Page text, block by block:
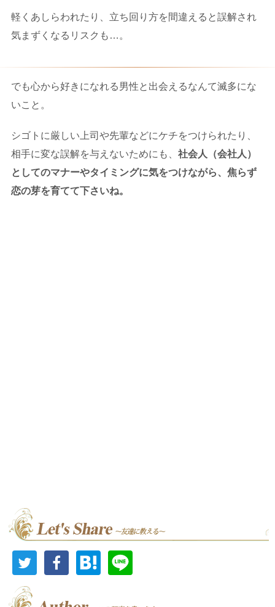
軽くあしらわれたり、立ち回り方を間違えると誤解され
気まずくなるリスクも…。
でも心から好きになれる男性と出会えるなんて滅多にな
いこと。
シゴトに厳しい上司や先輩などにケチをつけられたり、
相手に変な誤解を与えないためにも、 社会人（会社人）
としてのマナーやタイミングに気をつけながら、焦らず
恋の芽を育てて下さいね。